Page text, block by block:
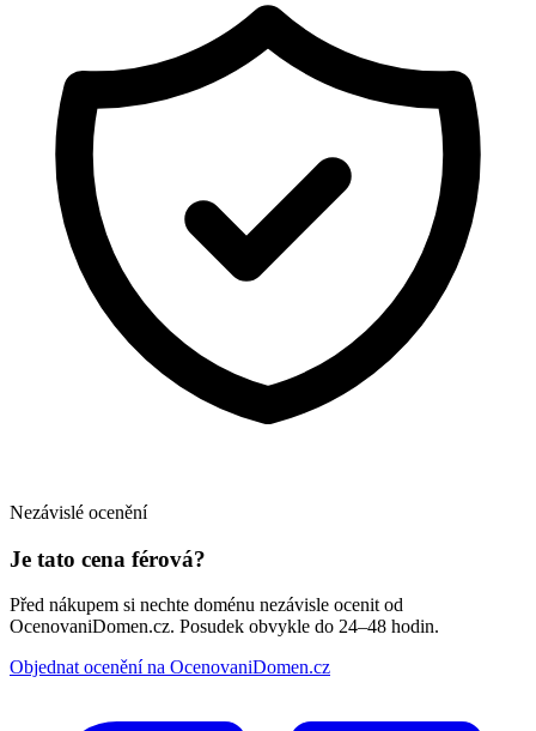
Nezávislé ocenění
Je tato cena férová?
Před nákupem si nechte doménu nezávisle ocenit od
OcenovaniDomen.cz. Posudek obvykle do 24–48 hodin.
Objednat ocenění na OcenovaniDomen.cz